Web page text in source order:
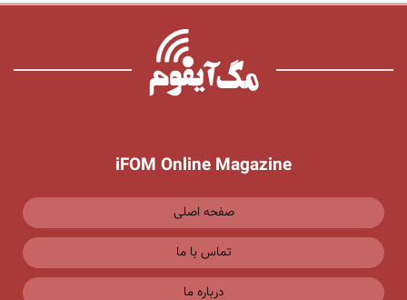
iFOM Online Magazine
صفحه اصلی
تماس با ما
درباره ما